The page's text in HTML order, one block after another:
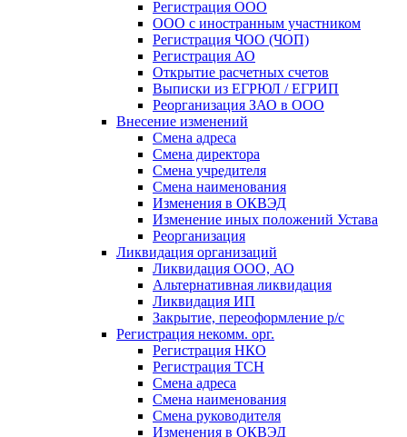
Регистрация ООО
ООО с иностранным участником
Регистрация ЧОО (ЧОП)
Регистрация АО
Открытие расчетных счетов
Выписки из ЕГРЮЛ / ЕГРИП
Реорганизация ЗАО в ООО
Внесение изменений
Смена адреса
Смена директора
Cмена учредителя
Смена наименования
Изменения в ОКВЭД
Изменение иных положений Устава
Реорганизация
Ликвидация организаций
Ликвидация ООО, АО
Альтернативная ликвидация
Ликвидация ИП
Закрытие, переоформление р/с
Регистрация некомм. орг.
Регистрация НКО
Регистрация ТСН
Смена адреса
Смена наименования
Смена руководителя
Изменения в ОКВЭД